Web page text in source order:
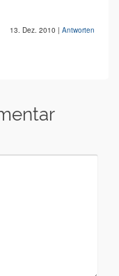
13. Dez. 2010 | Antworten